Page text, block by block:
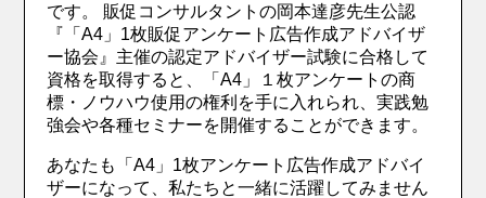
です。 販促コンサルタントの岡本達彦先生公認
『「A4」1枚販促アンケート広告作成アドバイザ
ー協会』主催の認定アドバイザー試験に合格して
資格を取得すると、「A4」１枚アンケートの商
標・ノウハウ使用の権利を手に入れられ、実践勉
強会や各種セミナーを開催することができます。
あなたも「A4」1枚アンケート広告作成アドバイ
ザーになって、私たちと一緒に活躍してみません